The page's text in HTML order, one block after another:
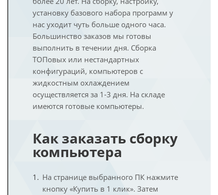
установку базового набора программ у
нас уходит чуть больше одного часа.
Большинство заказов мы готовы
выполнить в течении дня. Сборка
ТОПовых или нестандартных
конфигураций, компьютеров с
жидкостным охлаждением
осуществляется за 1-3 дня. На складе
имеются готовые компьютеры.
Как заказать сборку
компьютера
На странице выбранного ПК нажмите
кнопку «Купить в 1 клик». Затем